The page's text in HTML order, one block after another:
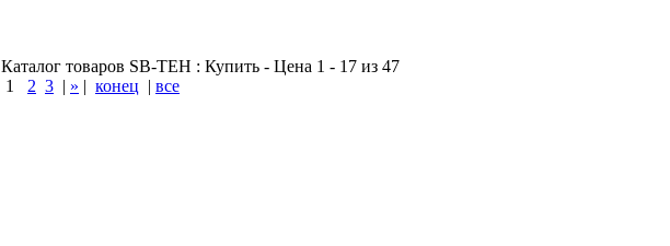
Каталог товаров SB-TEH : Купить - Цена 1 - 17 из 47
1
2 3 | » | конец | все